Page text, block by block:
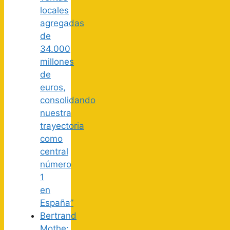
locales
agregadas
de
34.000
millones
de
euros,
consolidando
nuestra
trayectoria
como
central
número
1
en
España”
Bertrand